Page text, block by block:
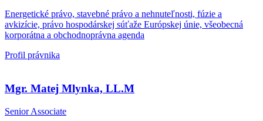
Energetické právo, stavebné právo a nehnuteľnosti, fúzie a
avkizície, právo hospodárskej súťaže Európskej únie, všeobecná
korporátna a obchodnoprávna agenda
Profil právnika
Mgr. Matej Mlynka, LL.M
Senior Associate